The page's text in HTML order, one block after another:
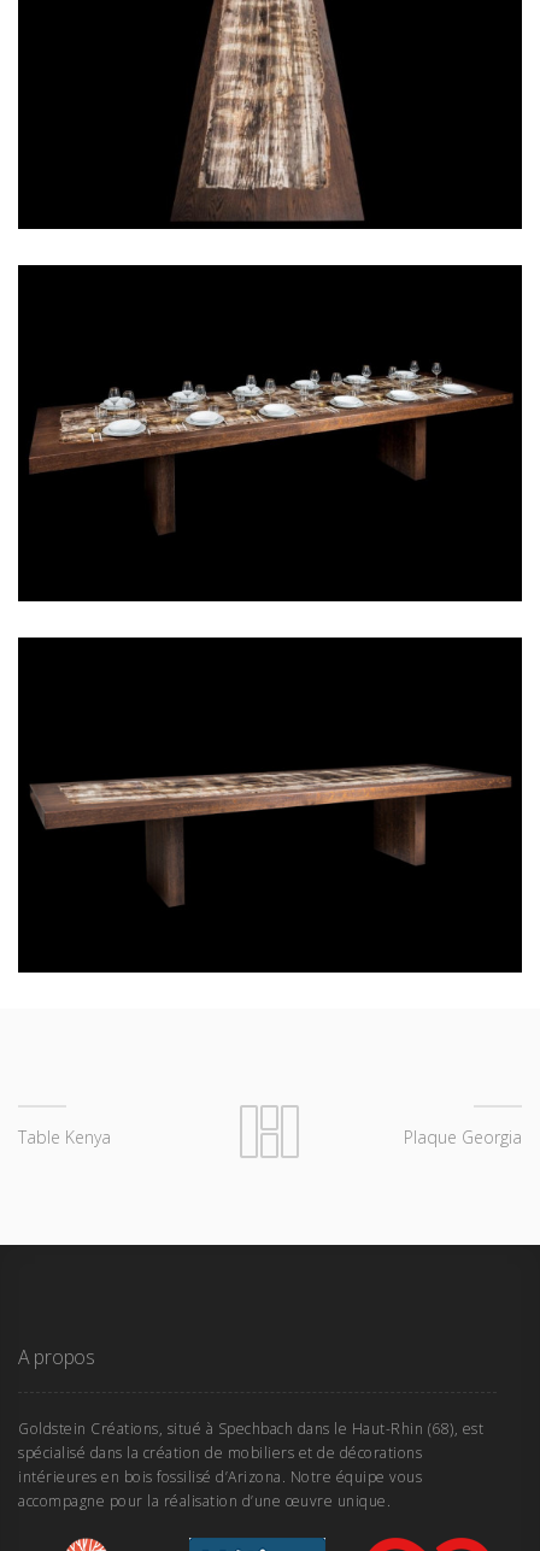
Table Kenya Plaque Georgia
A propos
Goldstein Créations, situé à Spechbach dans le Haut-Rhin (68), est
spécialisé dans la création de mobiliers et de décorations
intérieures en bois fossilisé d’Arizona. Notre équipe vous
accompagne pour la réalisation d’une œuvre unique.